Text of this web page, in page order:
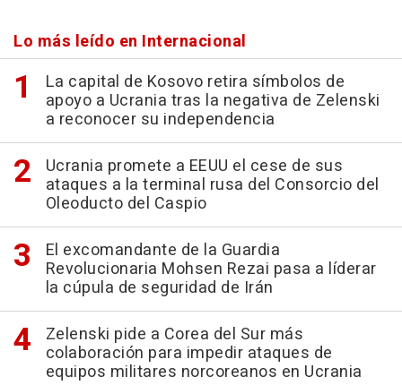
Lo más leído en Internacional
La capital de Kosovo retira símbolos de
apoyo a Ucrania tras la negativa de Zelenski
a reconocer su independencia
Ucrania promete a EEUU el cese de sus
ataques a la terminal rusa del Consorcio del
Oleoducto del Caspio
El excomandante de la Guardia
Revolucionaria Mohsen Rezai pasa a líderar
la cúpula de seguridad de Irán
Zelenski pide a Corea del Sur más
colaboración para impedir ataques de
equipos militares norcoreanos en Ucrania